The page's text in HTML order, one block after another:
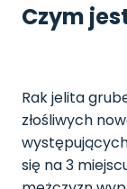
Czym
Rak jelita
złośliwych
się na 3